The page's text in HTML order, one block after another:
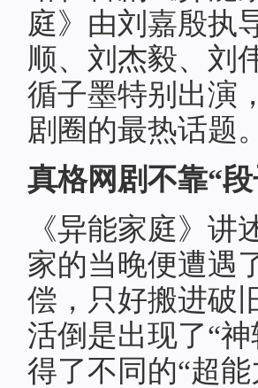
庭》由刘嘉殷执
顺、刘杰毅、刘
循子墨特别出演
剧圈的最热话题。
真格网剧不靠“
《异能家庭》
家的当晚便遭遇
偿，只好搬进破
活倒是出现了“
得了不同的“超